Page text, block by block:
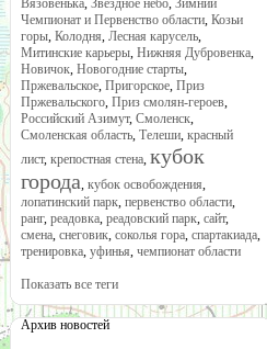
Вязовенька, Звёздное небо, Зимний
Чемпионат и Первенство области, Козьи
горы, Колодня, Лесная карусель,
Митинские карьеры, Нижняя Дубровенка,
Новичок, Новогодние старты,
Пржевальское, Пригорское, Приз
Пржевальского, Приз смолян-героев,
Российский Азимут, Смоленск,
Смоленская область, Телеши, красный
лист, крепостная стена, кубок
города, кубок освобождения,
лопатинский парк, первенство области,
ранг, реадовка, реадовский парк, сайт,
смена, снеговик, соколья гора, спартакиада,
тренировка, уфинья, чемпионат области
Показать все теги
Архив новостей